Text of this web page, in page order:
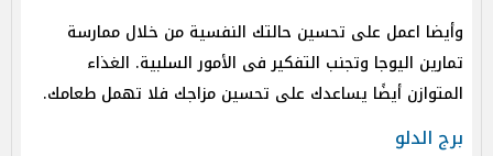
وأيضا اعمل على تحسين حالتك النفسية من خلال ممارسة
تمارين اليوجا وتجنب التفكير فى الأمور السلبية. الغذاء
المتوازن أيضًا يساعدك على تحسين مزاجك فلا تهمل طعامك.
برج الدلو